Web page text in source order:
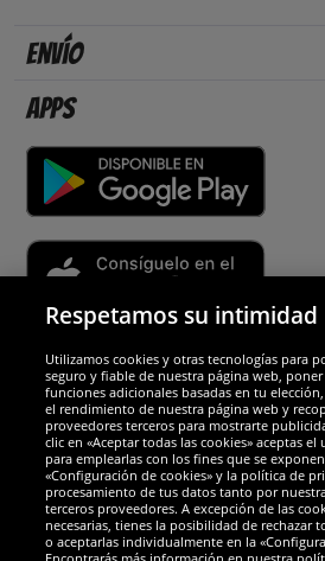
Envío
Apps
Socios y seguridad
Respetamos su intimidad
Utilizamos cookies y otras tecnologías para
seguro y fiable de nuestra página web,
funciones adicionales basadas en tu
el rendimiento de nuestra página web y
proveedores terceros para mostrarte
clic en «Aceptar todas las cookies» aceptas
para emplearlas con los fines que se
«Configuración de cookies» y la política de
procesamiento de tus datos tanto por
terceros proveedores. A excepción de las
necesarias, tienes la posibilidad de rechazar
o aceptarlas individualmente en la